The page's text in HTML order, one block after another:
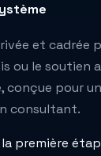
et cadrée
ou le soutien
conçue pour
consultant.
première